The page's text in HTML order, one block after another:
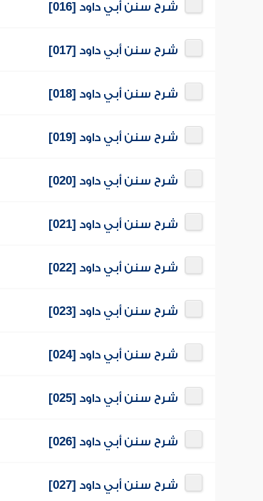
شرح سنن أبي داود [016]
شرح سنن أبي داود [017]
شرح سنن أبي داود [018]
شرح سنن أبي داود [019]
شرح سنن أبي داود [020]
شرح سنن أبي داود [021]
شرح سنن أبي داود [022]
شرح سنن أبي داود [023]
شرح سنن أبي داود [024]
شرح سنن أبي داود [025]
شرح سنن أبي داود [026]
شرح سنن أبي داود [027]